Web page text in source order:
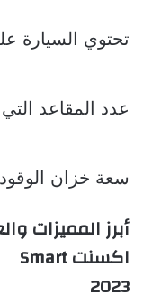
تحتوي السيارة على 2 وسائد
عدد المقاعد التي
سعة خزان الوقود 45 لتر.
أبرز المميزات
اكسنتSmart
2023